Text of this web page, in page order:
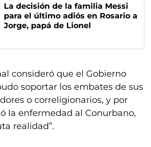
La decisión de la familia Messi
para el último adiós en Rosario a
Jorge, papá de Lionel
consideró que el Gobierno
soportar los embates de sus
o correligionarios, y por
la enfermedad al Conurbano,
realidad”.